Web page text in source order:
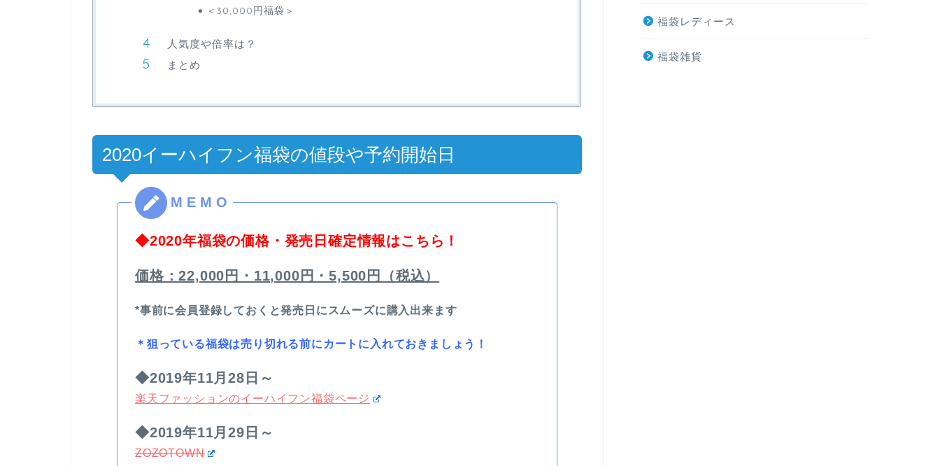
＜30,000円福袋＞
人気度や倍率は？
まとめ
2020イーハイフン福袋の値段や予約開始日
◆2020年福袋の価格・発売日確定情報はこちら！
価格：22,000円・11,000円・5,500円（税込）
*事前に会員登録しておくと発売日にスムーズに購入出来ます
＊ 狙っている福袋は売り切れる前にカートに入れておきましょう！
◆2019年11月28日～
楽天ファッションのイーハイフン福袋ページ
◆2019年11月29日～
ZOZOTOWN
福袋レディース
福袋雑貨